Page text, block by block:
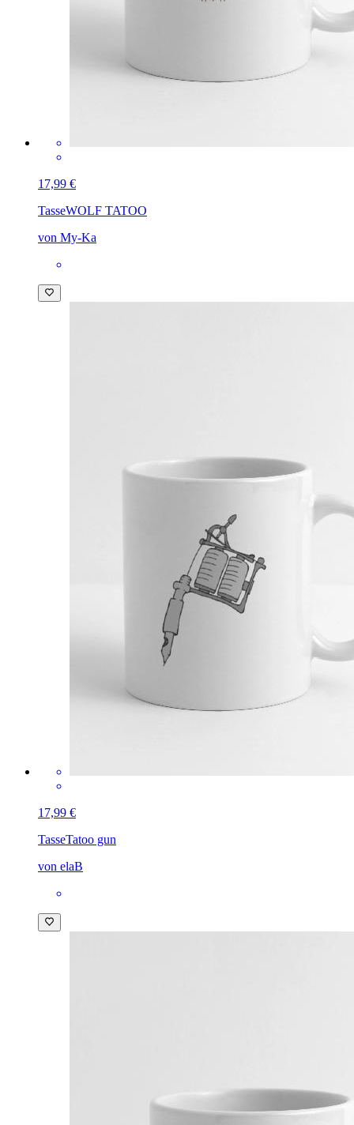
17,99 €
TasseWOLF TATOO
von My-Ka
17,99 €
TasseTatoo gun
von elaB